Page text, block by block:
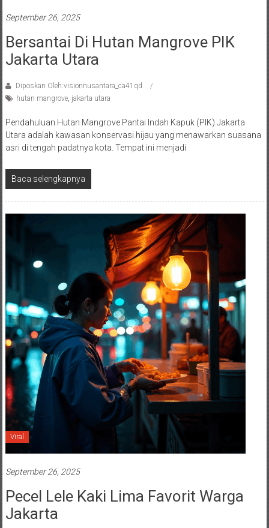
September 26, 2025
Bersantai Di Hutan Mangrove PIK
Jakarta Utara
Diposkan Oleh:visionnusantara_ca41qd
hutan mangrove, jakarta utara
Pendahuluan Hutan Mangrove Pantai Indah Kapuk (PIK) Jakarta
Utara adalah kawasan konservasi hijau yang menawarkan suasana
asri di tengah padatnya kota. Tempat ini menjadi
Baca selengkapnya
Viral
September 26, 2025
Pecel Lele Kaki Lima Favorit Warga
Jakarta